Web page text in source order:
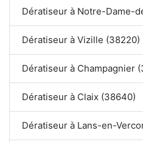
Dératiseur à Notre-Dame-
Dératiseur à Vizille (38220)
Dératiseur à Champagnier
Dératiseur à Claix (38640)
Dératiseur à Lans-en-